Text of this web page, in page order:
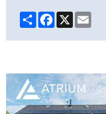
ShareFacebook
X